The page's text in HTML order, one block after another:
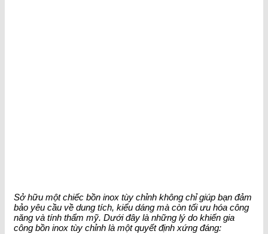
Sở hữu một chiếc bồn inox tùy chỉnh không chỉ giúp bạn đảm
bảo yêu cầu về dung tích, kiểu dáng mà còn tối ưu hóa công
năng và tính thẩm mỹ. Dưới đây là những lý do khiến gia
công bồn inox tùy chỉnh là một quyết định xứng đáng: